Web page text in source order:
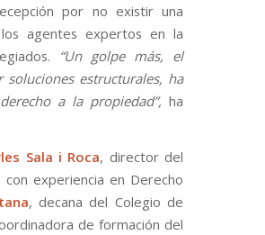
por no existir una
agentes expertos en la
“Un golpe más, el
estructurales, ha
a la propiedad”, ha
Sala i Roca, director del
con experiencia en Derecho
, decana del Colegio de
de formación del